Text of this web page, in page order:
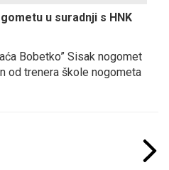
u suradnji s HNK
Bobetko” Sisak nogomet
od trenera škole nogometa